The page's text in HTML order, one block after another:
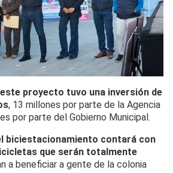
proyecto tuvo una inversión de
, 13 millones por parte de la Agencia
por parte del Gobierno Municipal.
biciestacionamiento contará con
que serán totalmente
a beneficiar a gente de la colonia